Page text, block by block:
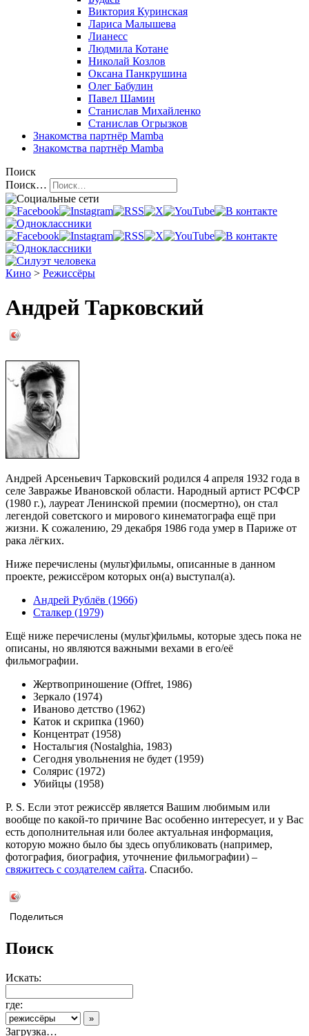
Виктория Куринская
Лариса Малышева
Лианесс
Людмила Котане
Николай Козлов
Оксана Панкрушина
Олег Бабулин
Павел Шамин
Станислав Михайленко
Станислав Огрызков
Знакомства партнёр Mamba
Знакомства партнёр Mamba
Поиск
Поиск…
Кино > Режиссёры
Андрей Тарковский
Андрей Арсеньевич Тарковский родился 4 апреля 1932 года в
селе Завражье Ивановской области. Народный артист РСФСР
(1980 г.), лауреат Ленинской премии (посмертно), он стал
легендой советского и мирового кинематографа ещё при
жизни. К сожалению, 29 декабря 1986 года умер в Париже от
рака лёгких.
Ниже перечислены (мульт)фильмы, описанные в данном
проекте, режиссёром которых он(а) выступал(а).
Андрей Рублёв (1966)
Сталкер (1979)
Ещё ниже перечислены (мульт)фильмы, которые здесь пока не
описаны, но являются важными вехами в его/её
фильмографии.
Жертвоприношение (Offret, 1986)
Зеркало (1974)
Иваново детство (1962)
Каток и скрипка (1960)
Концентрат (1958)
Ностальгия (Nostalghia, 1983)
Сегодня увольнения не будет (1959)
Солярис (1972)
Убийцы (1958)
P. S. Если этот режиссёр является Вашим любимым или
вообще по какой-то причине Вас особенно интересует, и у Вас
есть дополнительная или более актуальная информация,
которую можно было бы здесь опубликовать (например,
фотография, биография, уточнение фильмографии) –
свяжитесь с создателем сайта. Спасибо.
Поделиться
Поиск
Искать:
где:
Загрузка…